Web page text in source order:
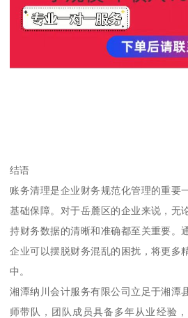
结语
账务清理是企业财务规范化管理的重要
基础保障。对于岳麓区的企业来说，无
持财务数据的清晰和准确都至关重要。
企业可以摆脱财务混乱的困扰，将更多
中。
湘潭纳川会计服务有限公司立足于湘潭
师带队，团队成员具备多年从业经验